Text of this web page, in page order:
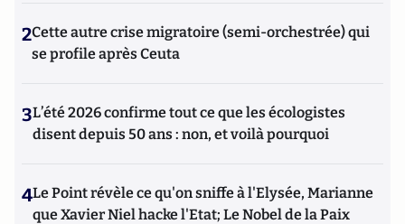
2Cette autre crise migratoire (semi-orchestrée) qui
se profile après Ceuta
3L’été 2026 confirme tout ce que les écologistes
disent depuis 50 ans : non, et voilà pourquoi
4Le Point révèle ce qu'on sniffe à l'Elysée, Marianne
que Xavier Niel hacke l'Etat; Le Nobel de la Paix